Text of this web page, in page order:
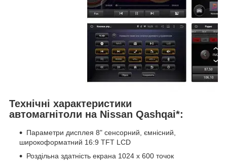
Технічні характеристики
автомагнітоли на Nissan Qashqai*:
Параметри дисплея 8" сенсорний, ємнісний,
широкоформатний 16:9 TFT LCD
Роздільна здатність екрана 1024 х 600 точок